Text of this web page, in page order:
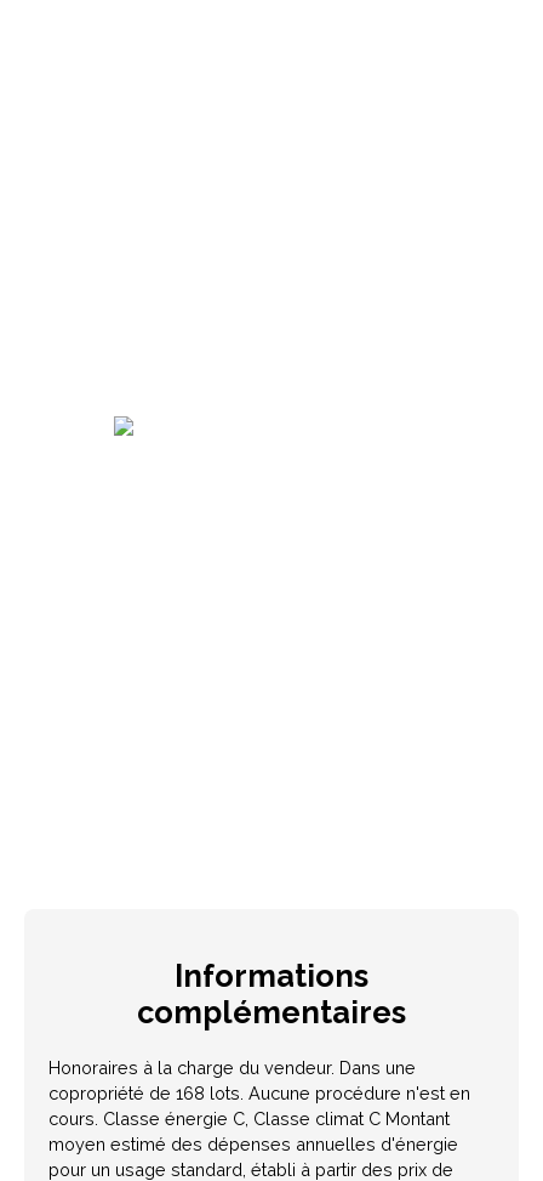
Informations
complémentaires
Honoraires à la charge du vendeur. Dans une
copropriété de 168 lots. Aucune procédure n'est en
cours. Classe énergie C, Classe climat C Montant
moyen estimé des dépenses annuelles d'énergie
pour un usage standard, établi à partir des prix de